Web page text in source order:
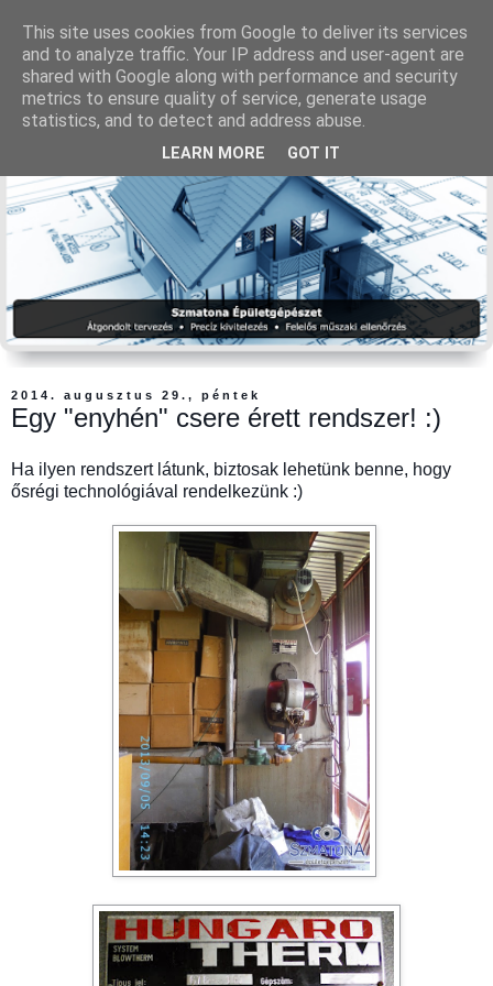
2014. augusztus 29., péntek
Egy "enyhén" csere érett rendszer! :)
Ha ilyen rendszert látunk, biztosak lehetünk benne, hogy
ősrégi technológiával rendelkezünk :)
This site uses cookies from Google to deliver its services
and to analyze traffic. Your IP address and user-agent are
shared with Google along with performance and security
metrics to ensure quality of service, generate usage
statistics, and to detect and address abuse.
LEARN MORE GOT IT